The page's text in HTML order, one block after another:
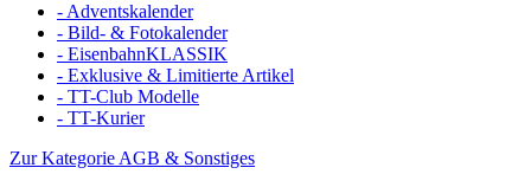
- Adventskalender
- Bild- & Fotokalender
- EisenbahnKLASSIK
- Exklusive & Limitierte Artikel
- TT-Club Modelle
- TT-Kurier
Zur Kategorie AGB & Sonstiges